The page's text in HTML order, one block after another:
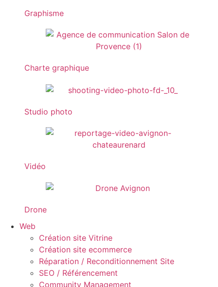
Graphisme
Charte graphique
Studio photo
Vidéo
Drone
Web
Création site Vitrine
Création site ecommerce
Réparation / Reconditionnement Site
SEO / Référencement
Community Management